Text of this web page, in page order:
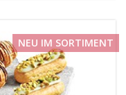
NEU IM SORTIMENT